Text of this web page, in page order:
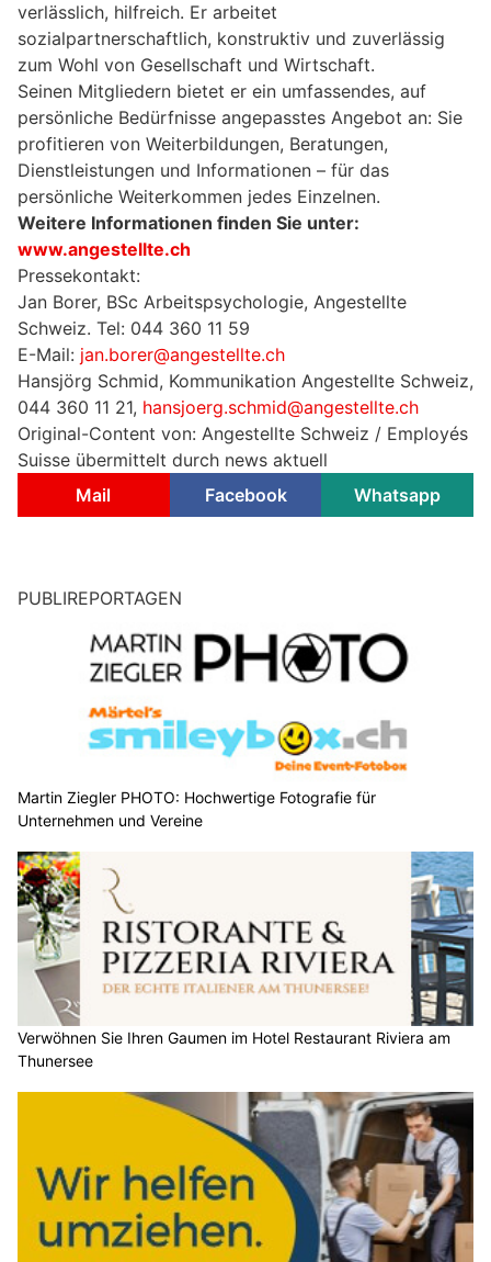
verlässlich, hilfreich. Er arbeitet
sozialpartnerschaftlich, konstruktiv und zuverlässig
zum Wohl von Gesellschaft und Wirtschaft.
Seinen Mitgliedern bietet er ein umfassendes, auf
persönliche Bedürfnisse angepasstes Angebot an: Sie
profitieren von Weiterbildungen, Beratungen,
Dienstleistungen und Informationen – für das
persönliche Weiterkommen jedes Einzelnen.
Weitere Informationen finden Sie unter:
www.angestellte.ch
Pressekontakt:
Jan Borer, BSc Arbeitspsychologie, Angestellte
Schweiz. Tel: 044 360 11 59
E-Mail: jan.borer@angestellte.ch
Hansjörg Schmid, Kommunikation Angestellte Schweiz,
044 360 11 21, hansjoerg.schmid@angestellte.ch
Original-Content von: Angestellte Schweiz / Employés
Suisse übermittelt durch news aktuell
Mail
Facebook Whatsapp
PUBLIREPORTAGEN
Martin Ziegler PHOTO: Hochwertige Fotografie für
Unternehmen und Vereine
Verwöhnen Sie Ihren Gaumen im Hotel Restaurant Riviera am
Thunersee